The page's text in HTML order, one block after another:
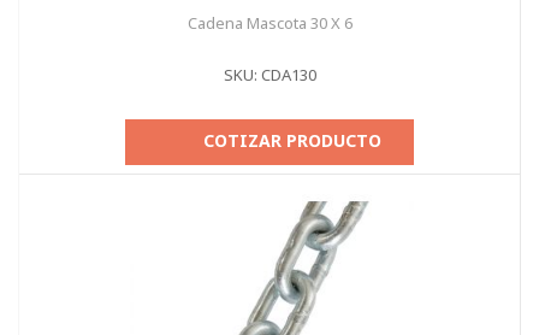
Cadena Mascota 30 X 6
SKU: CDA130
COTIZAR PRODUCTO